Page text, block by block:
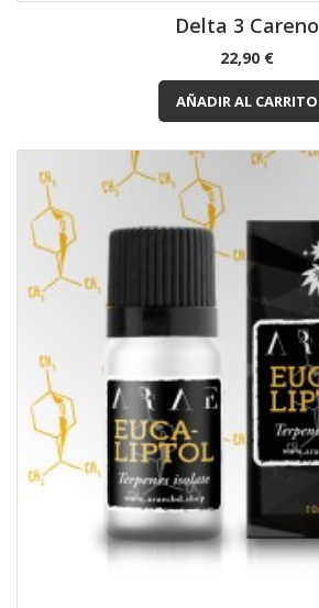
Delta 3 Careno
Precio
22,90 €
AÑADIR AL CARRITO